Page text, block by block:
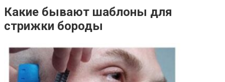
Какие бывают шаблоны для
стрижки бороды